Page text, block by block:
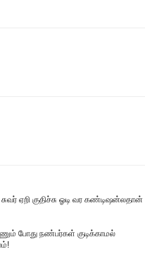
ஏறி குதிச்சு ஓடி வர கண்டிஷன்லதான்
போது நண்பர்கள் குடிக்காமல்